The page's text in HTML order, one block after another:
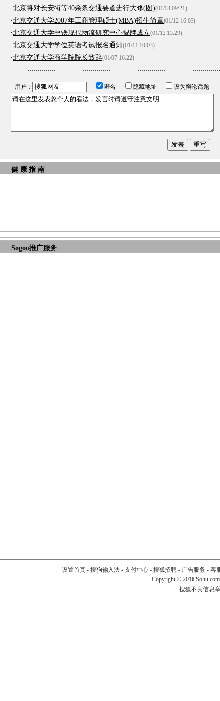
·北京将对长安街等40余条交通要道进行大修(图)(01/13 09:21)
·北京交通大学2007年工商管理硕士(MBA)招生简章(01/12 16:03)
·北京交通大学中铁现代物流研究中心揭牌成立(01/12 15:29)
·北京交通大学学位英语考试报名通知(01/11 10:03)
·北京交通大学商学院院长致辞(01/07 16:22)
用户： 匿名 隐藏地址 设为辩论话题
健 康 指 南
Sogou推广服务
设置首页- 搜狗输入法- 支付中心- 搜狐招聘- 广告服务 - 客
Copyright © 2016
搜狐不良信息